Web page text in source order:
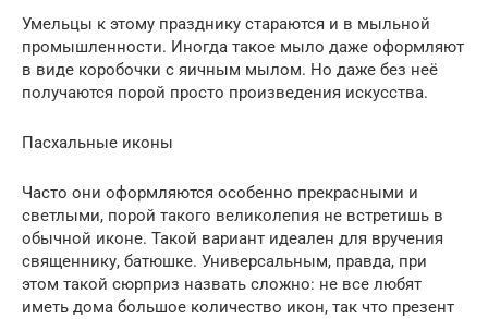
Умельцы к этому празднику стараются и в мыльной
промышленности. Иногда такое мыло даже оформляют
в виде коробочки с яичным мылом. Но даже без неё
получаются порой просто произведения искусства.
Пасхальные иконы
Часто они оформляются особенно прекрасными и
светлыми, порой такого великолепия не встретишь в
обычной иконе. Такой вариант идеален для вручения
священнику, батюшке. Универсальным, правда, при
этом такой сюрприз назвать сложно: не все любят
иметь дома большое количество икон, так что презент